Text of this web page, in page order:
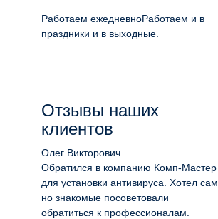
Работаем ежедневноРаботаем и в
праздники и в выходные.
Отзывы наших
клиентов
Олег Викторович
Обратился в компанию Комп-Мастер
для установки антивируса. Хотел сам,
но знакомые посоветовали
обратиться к профессионалам.